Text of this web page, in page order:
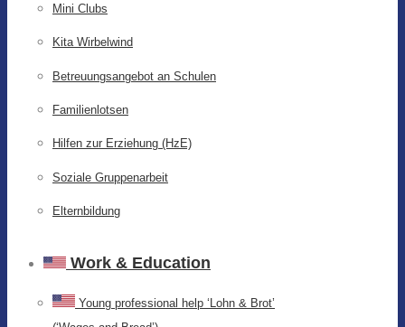
Mini Clubs
Kita Wirbelwind
Betreuungsangebot an Schulen
Familienlotsen
Hilfen zur Erziehung (HzE)
Soziale Gruppenarbeit
Elternbildung
Work & Education
Young professional help ‘Lohn & Brot’